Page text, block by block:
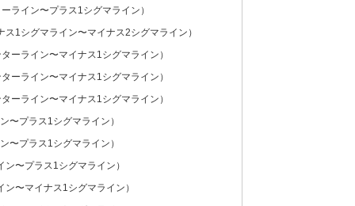
ライン〜プラス1シグマライン）
1シグマライン〜マイナス2シグマライン）
ーライン〜マイナス1シグマライン）
ーライン〜マイナス1シグマライン）
ーライン〜マイナス1シグマライン）
〜プラス1シグマライン）
〜プラス1シグマライン）
〜プラス1シグマライン）
〜マイナス1シグマライン）